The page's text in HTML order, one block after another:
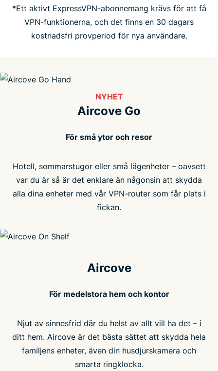
*Ett aktivt ExpressVPN-abonnemang krävs för att få
VPN-funktionerna, och det finns en 30 dagars
kostnadsfri provperiod för nya användare.
NYHET
Aircove Go
För små ytor och resor
Hotell, sommarstugor eller små lägenheter – oavsett
var du är så är det enklare än någonsin att skydda
alla dina enheter med vår VPN-router som får plats i
fickan.
Aircove
För medelstora hem och kontor
Njut av sinnesfrid där du helst av allt vill ha det – i
ditt hem. Aircove är det bästa sättet att skydda hela
familjens enheter, även din husdjurskamera och
smarta ringklocka.